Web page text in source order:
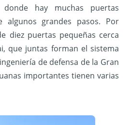
hay muchas puertas
algunos grandes pasos. Por
diez puertas pequeñas cerca
que juntas forman el sistema
de defensa de la Gran
importantes tienen varias